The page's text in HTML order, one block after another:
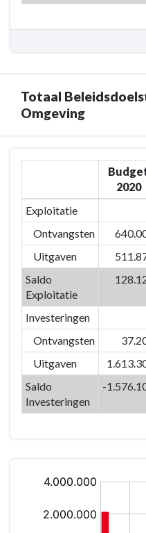
Totaal
Omgeving
01/01
Omgeving
Totaal
Beleidsdoelstelling
Leven,
Ruimte
Omgeving
2020
Exploitatie
Ontvangsten
Uitgaven
Saldo
Exploitatie
Investeringen
Ontvangsten
Uitgaven
Saldo
Investeringen
-